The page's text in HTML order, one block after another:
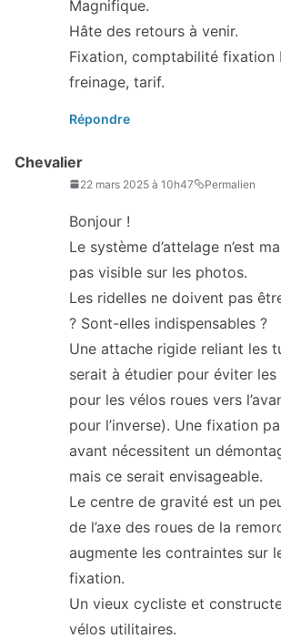
Magnifique.
Hâte des retours à venir.
Fixation, comptabilité fixation
freinage, tarif.
Répondre
Chevalier
22 mars 2025 à 10h47 Permalien
Bonjour !
Le système d’attelage n’est
pas visible sur les photos.
Les ridelles ne doivent pas
? Sont-elles indispensables ?
Une attache rigide reliant les
serait à étudier pour éviter les
pour les vélos roues vers
pour l’inverse). Une fixation
avant nécessitent un
mais ce serait envisageable.
Le centre de gravité est un
de l’axe des roues de la
augmente les contraintes sur
fixation.
Un vieux cycliste et
vélos utilitaires.